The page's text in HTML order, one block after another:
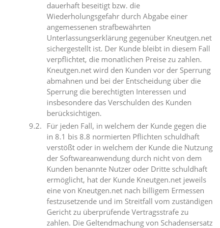
dauerhaft beseitigt bzw. die
Wiederholungsgefahr durch Abgabe einer
angemessenen strafbewährten
Unterlassungserklärung gegenüber Kneutgen.net
sichergestellt ist. Der Kunde bleibt in diesem Fall
verpflichtet, die monatlichen Preise zu zahlen.
Kneutgen.net wird den Kunden vor der Sperrung
abmahnen und bei der Entscheidung über die
Sperrung die berechtigten Interessen und
insbesondere das Verschulden des Kunden
berücksichtigen.
Für jeden Fall, in welchem der Kunde gegen die
in 8.1 bis 8.8 normierten Pflichten schuldhaft
verstößt oder in welchem der Kunde die Nutzung
der Softwareanwendung durch nicht von dem
Kunden benannte Nutzer oder Dritte schuldhaft
ermöglicht, hat der Kunde Kneutgen.net jeweils
eine von Kneutgen.net nach billigem Ermessen
festzusetzende und im Streitfall vom zuständigen
Gericht zu überprüfende Vertragsstrafe zu
zahlen. Die Geltendmachung von Schadensersatz